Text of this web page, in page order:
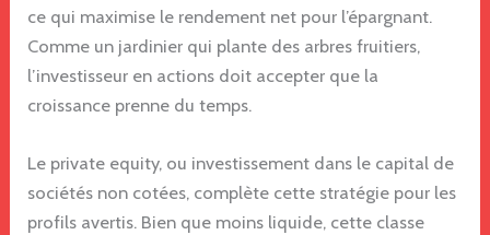
ce qui maximise le rendement net pour l’épargnant.
Comme un jardinier qui plante des arbres fruitiers,
l’investisseur en actions doit accepter que la
croissance prenne du temps.
Le private equity, ou investissement dans le capital de
sociétés non cotées, complète cette stratégie pour les
profils avertis. Bien que moins liquide, cette classe